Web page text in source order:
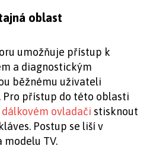
oblast
umožňuje přístup k
a diagnostickým
běžnému uživateli
Pro přístup do této oblasti
ovladači stisknout
Postup se liší v
TV.